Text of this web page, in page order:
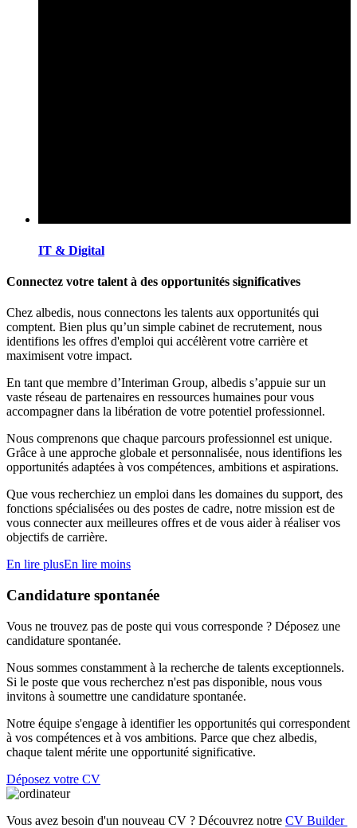
IT & Digital
Connectez votre talent à des opportunités significatives
Chez albedis, nous connectons les talents aux opportunités qui
comptent. Bien plus qu’un simple cabinet de recrutement, nous
identifions les offres d'emploi qui accélèrent votre carrière et
maximisent votre impact.
En tant que membre d’Interiman Group, albedis s’appuie sur un
vaste réseau de partenaires en ressources humaines pour vous
accompagner dans la libération de votre potentiel professionnel.
Nous comprenons que chaque parcours professionnel est unique.
Grâce à une approche globale et personnalisée, nous identifions les
opportunités adaptées à vos compétences, ambitions et aspirations.
Que vous recherchiez un emploi dans les domaines du support, des
fonctions spécialisées ou des postes de cadre, notre mission est de
vous connecter aux meilleures offres et de vous aider à réaliser vos
objectifs de carrière.
En lire plusEn lire moins
Candidature spontanée
Vous ne trouvez pas de poste qui vous corresponde ? Déposez une
candidature spontanée.
Nous sommes constamment à la recherche de talents exceptionnels.
Si le poste que vous recherchez n'est pas disponible, nous vous
invitons à soumettre une candidature spontanée.
Notre équipe s'engage à identifier les opportunités qui correspondent
à vos compétences et à vos ambitions. Parce que chez albedis,
chaque talent mérite une opportunité significative.
Déposez votre CV
Vous avez besoin d'un nouveau CV ? Découvrez notre CV Builder